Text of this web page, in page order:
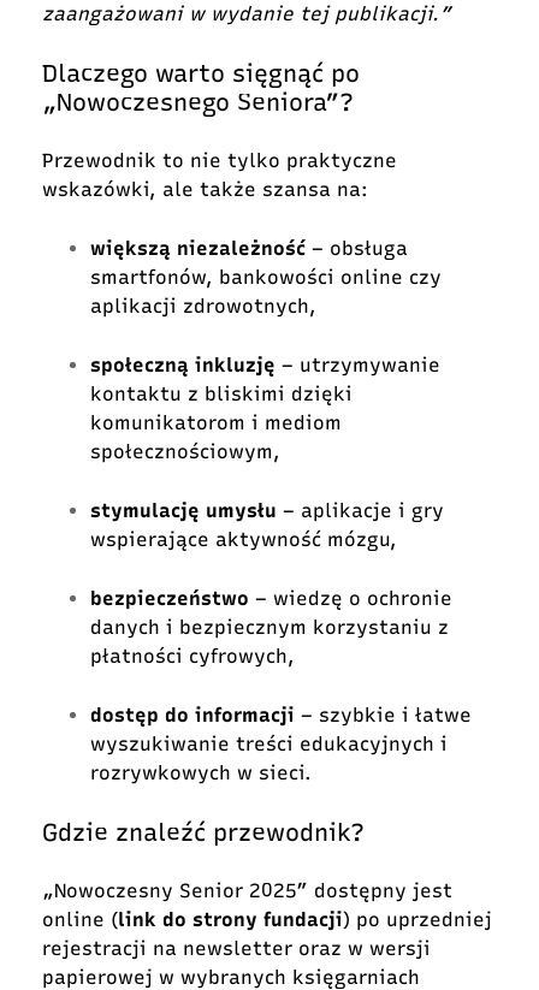
zaangażowani w wydanie tej publikacji.”
Dlaczego warto sięgnąć po
„Nowoczesnego Seniora”?
Przewodnik to nie tylko praktyczne
wskazówki, ale także szansa na:
większą niezależność – obsługa
smartfonów, bankowości online czy
aplikacji zdrowotnych,
społeczną inkluzję – utrzymywanie
kontaktu z bliskimi dzięki
komunikatorom i mediom
społecznościowym,
stymulację umysłu – aplikacje i gry
wspierające aktywność mózgu,
bezpieczeństwo – wiedzę o ochronie
danych i bezpiecznym korzystaniu z
płatności cyfrowych,
dostęp do informacji – szybkie i łatwe
wyszukiwanie treści edukacyjnych i
rozrywkowych w sieci.
Gdzie znaleźć przewodnik?
„Nowoczesny Senior 2025” dostępny jest
online (link do strony fundacji) po uprzedniej
rejestracji na newsletter oraz w wersji
papierowej w wybranych księgarniach